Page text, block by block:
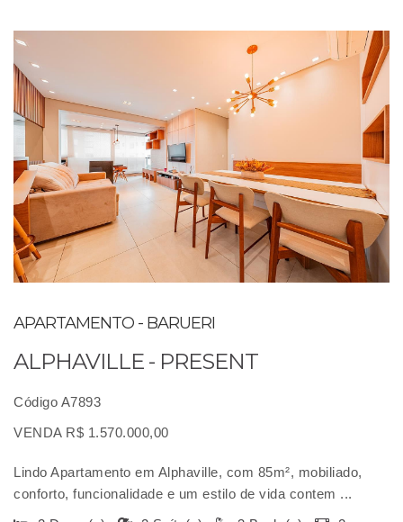
APARTAMENTO - BARUERI
ALPHAVILLE - PRESENT
Código A7893
VENDA R$ 1.570.000,00
Lindo Apartamento em Alphaville, com 85m², mobiliado,
conforto, funcionalidade e um estilo de vida contem ...